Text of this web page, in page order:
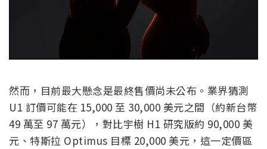
然而，目前最大懸念是最終售價尚未公布。業界猜測
U1 訂價可能在 15,000 至 30,000 美元之間（約新台幣
49 萬至 97 萬元），對比宇樹 H1 研究版約 90,000 美
元、特斯拉 Optimus 目標 20,000 美元，這一定價區